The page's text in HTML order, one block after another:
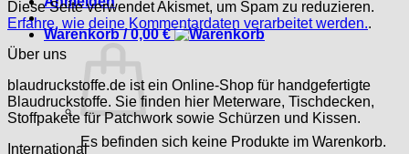
Warenkorb /0,00€
Es befinden sich keine Produkte im Warenkorb.
Diese Seite verwendet Akismet, um Spam zu reduzieren.
Erfahre, wie deine Kommentardaten verarbeitet werden..
Über uns
blaudruckstoffe.de ist ein Online-Shop für handgefertigte
Blaudruckstoffe. Sie finden hier Meterware, Tischdecken,
Stoffpakete für Patchwork sowie Schürzen und Kissen.
International